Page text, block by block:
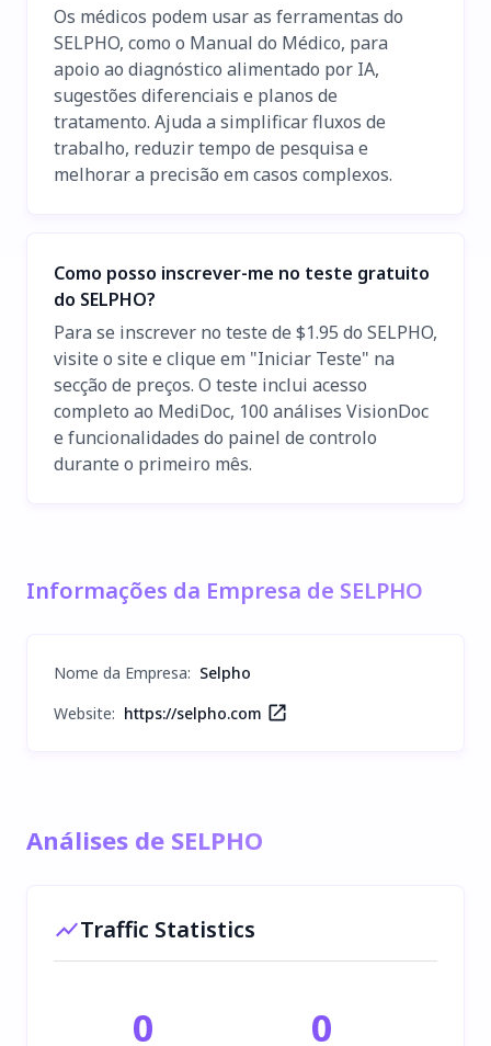
Os médicos podem usar as ferramentas do
SELPHO, como o Manual do Médico, para
apoio ao diagnóstico alimentado por IA,
sugestões diferenciais e planos de
tratamento. Ajuda a simplificar fluxos de
trabalho, reduzir tempo de pesquisa e
melhorar a precisão em casos complexos.
Como posso inscrever-me no teste gratuito
do SELPHO?
Para se inscrever no teste de $1.95 do SELPHO,
visite o site e clique em "Iniciar Teste" na
secção de preços. O teste inclui acesso
completo ao MediDoc, 100 análises VisionDoc
e funcionalidades do painel de controlo
durante o primeiro mês.
Informações da Empresa de SELPHO
Nome da Empresa: Selpho
Website: https://selpho.com
Análises de SELPHO
Traffic Statistics
0 0